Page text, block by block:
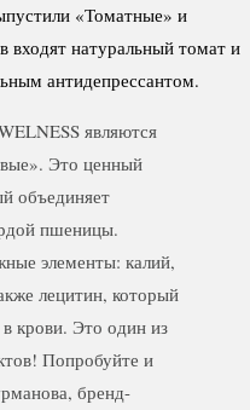
«Томатные» и
входят натуральный томат и
антидепрессантом.
являются
Это ценный
объединяет
пшеницы.
элементы: калий,
лецитин, который
крови. Это один из
Попробуйте и
бренд-